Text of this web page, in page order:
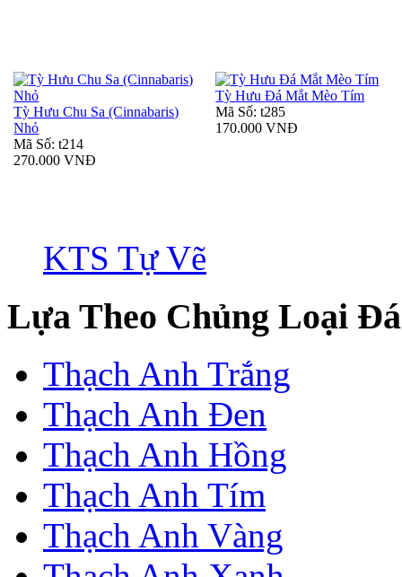
Tỳ Hưu Chu Sa (Cinnabaris)
Nhỏ
Mã Số: t214
270.000 VNĐ
Tỳ Hưu Đá Mắt Mèo Tím
Mã Số: t285
170.000 VNĐ
KTS Tự Vẽ
Lựa Theo Chủng Loại Đá
Thạch Anh Trắng
Thạch Anh Đen
Thạch Anh Hồng
Thạch Anh Tím
Thạch Anh Vàng